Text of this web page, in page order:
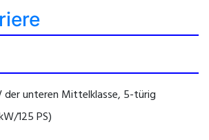
der unteren Mittelklasse, 5-türig
125 PS)